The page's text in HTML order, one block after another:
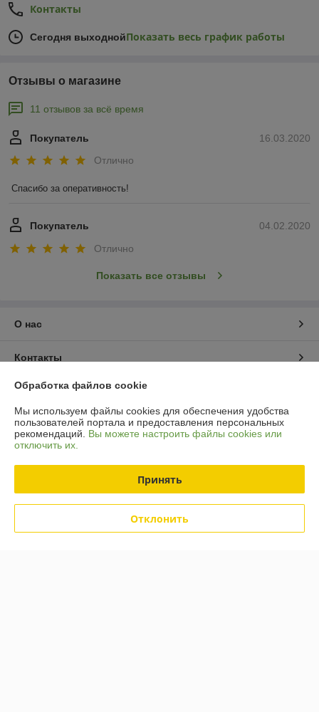
Контакты
Сегодня выходнойПоказать весь график работы
Отзывы о магазине
11 отзывов за всё время
16.03.2020
Покупатель
Отлично
Спасибо за оперативность!
04.02.2020
Покупатель
Отлично
Показать все отзывы
О нас
Контакты
Доставка и оплата
График работы
Политика обработки cookies
Сайт создан на платформе Deal.by
Обработка файлов cookie
Мы используем файлы cookies для обеспечения удобства
пользователей портала и предоставления персональных
рекомендаций. Вы можете настроить файлы cookies или
отключить их.
Принять
Отклонить